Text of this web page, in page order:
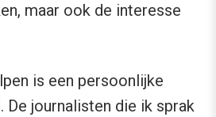
maar ook de interesse
is een persoonlijke
De journalisten die ik sprak